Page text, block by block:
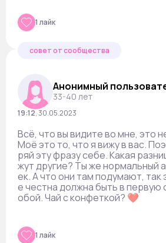
1 лайк
совет от сообщества
Анонимный
33-40 лет
19:12,30.05.2023
Всё, что вы видите во мне, это
Моё это то, что я вижу в вас.
ряй эту фразу себе. Какая
жут другие? Ты же нормальный
ек. А что они там подумают, так
е честна должна быть в первую
обой. Чай с конфеткой? ❤️
1 лайк